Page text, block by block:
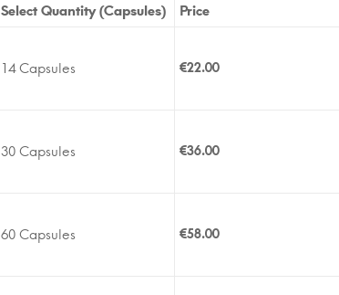
Select Quantity (Capsules) Price
14 Capsules €22.00
30 Capsules €36.00
60 Capsules €58.00